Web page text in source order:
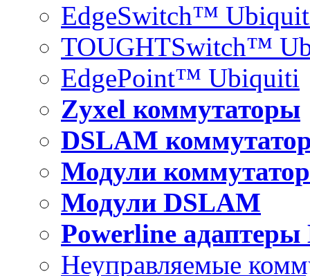
EdgeSwitch™
TOUGHTSwitch™
EdgePoint™ Ubiquiti
Zyxel коммутаторы
DSLAM
Модули
Модули DSLAM
Powerline адаптеры
Неуправляемые